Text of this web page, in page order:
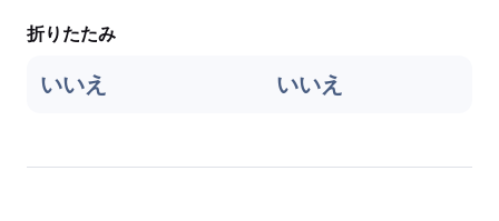
折りたたみ
いいえ いいえ